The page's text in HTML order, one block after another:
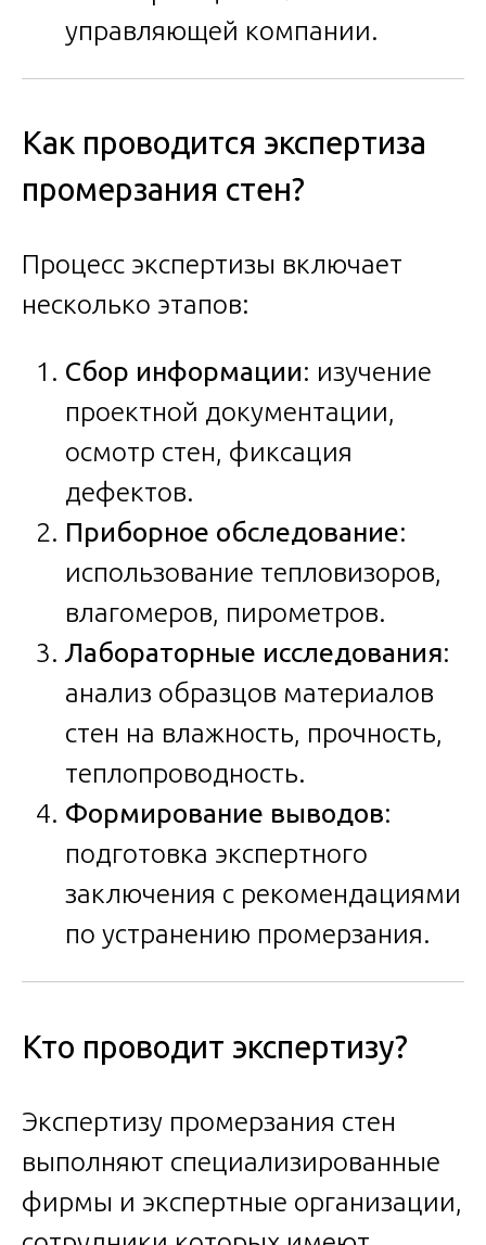
управляющей компании.
Как проводится экспертиза
промерзания стен?
Процесс экспертизы включает
несколько этапов:
Сбор информации: изучение
проектной документации,
осмотр стен, фиксация
дефектов.
Приборное обследование:
использование тепловизоров,
влагомеров, пирометров.
Лабораторные исследования:
анализ образцов материалов
стен на влажность, прочность,
теплопроводность.
Формирование выводов:
подготовка экспертного
заключения с рекомендациями
по устранению промерзания.
Кто проводит экспертизу?
Экспертизу промерзания стен
выполняют специализированные
фирмы и экспертные организации,